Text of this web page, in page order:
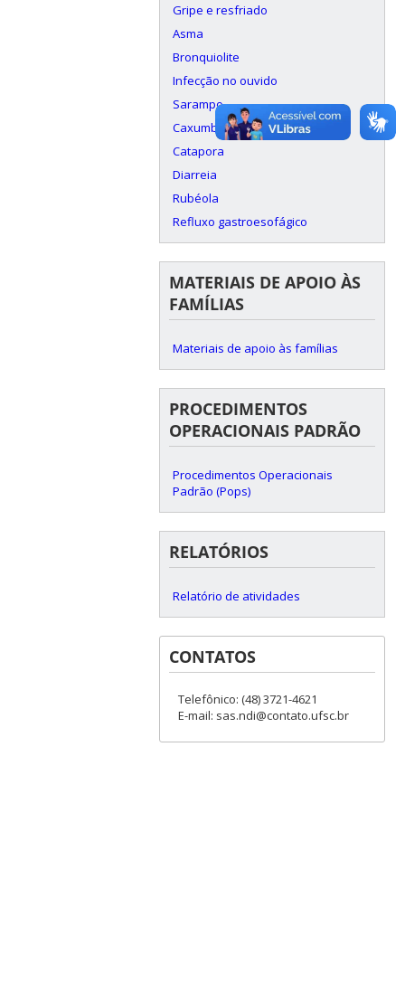
Gripe e resfriado
Asma
Bronquiolite
Infecção no ouvido
Sarampo
Caxumba
Catapora
Diarreia
Rubéola
Refluxo gastroesofágico
MATERIAIS DE APOIO ÀS
FAMÍLIAS
Materiais de apoio às famílias
PROCEDIMENTOS
OPERACIONAIS PADRÃO
Procedimentos Operacionais
Padrão (Pops)
RELATÓRIOS
Relatório de atividades
CONTATOS
Telefônico: (48) 3721-4621
E-mail: sas.ndi@contato.ufsc.br